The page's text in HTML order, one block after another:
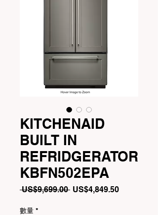
KITCHENAID
BUILT IN
REFRIDGERATOR
KBFN502EPA
US$9,699.00 一US$4,849.50促
數量 *